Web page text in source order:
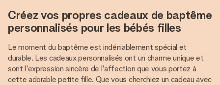
Créez vos propres cadeaux de baptême
personnalisés pour les bébés filles
Le moment du baptême est indéniablement spécial et
durable. Les cadeaux personnalisés ont un charme unique et
sont l'expression sincère de l'affection que vous portez à
cette adorable petite fille. Que vous cherchiez un cadeau avec